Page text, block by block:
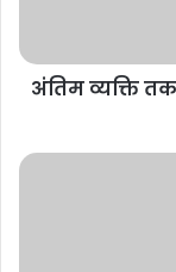
प्रशिक्षण के दौरान
अंतिम व्यक्ति